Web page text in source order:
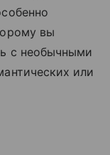
вы
с необычными
или